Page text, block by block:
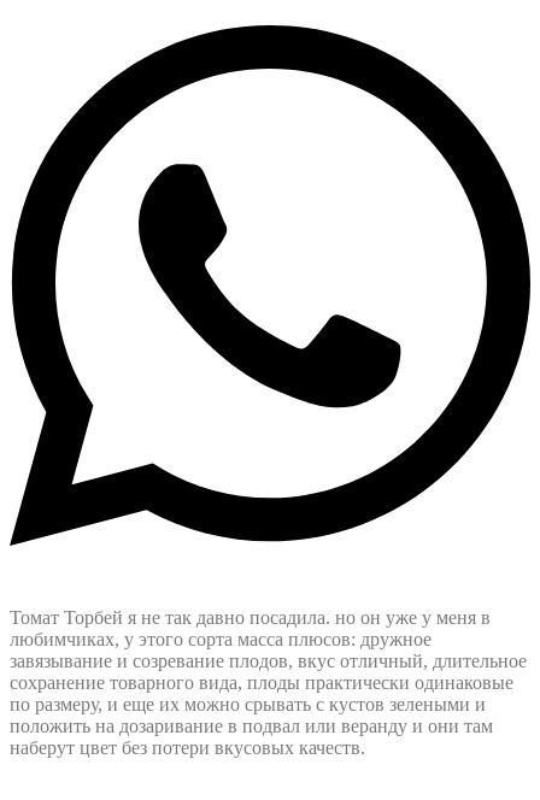
Томат Торбей я не так давно посадила. но он уже у меня в
любимчиках, у этого сорта масса плюсов: дружное
завязывание и созревание плодов, вкус отличный, длительное
сохранение товарного вида, плоды практически одинаковые
по размеру, и еще их можно срывать с кустов зелеными и
положить на дозаривание в подвал или веранду и они там
наберут цвет без потери вкусовых качеств.